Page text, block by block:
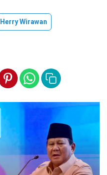
Herry Wirawan